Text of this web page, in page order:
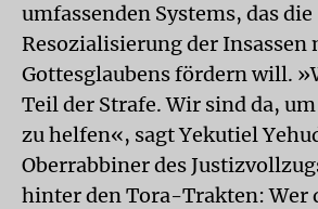
umfassenden Systems, das die
Resozialisierung der Insassen
Gottesglaubens fördern will.
Teil der Strafe. Wir sind da,
zu helfen«, sagt Yekutiel
Oberrabbiner des
hinter den Tora-Trakten: Wer